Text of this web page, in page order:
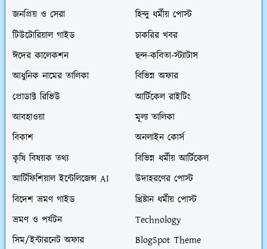
জনপ্রিয় ও সেরা
হিন্দু ধর্মীয় পোস্ট
টিউটোরিয়াল গাইড
চাকরির খবর
ঈদের কালেকশন
ছন্দ-কবিতা-স্ট্যাটাস
আধুনিক নামের তালিকা
বিভিন্ন অফার
প্রোডাক্ট রিভিউ
আর্টিকেল রাইটিং
আবহাওয়া
মূল্য তালিকা
বিকাশ
অনলাইন কোর্স
কৃষি বিষয়ক তথ্য
বিভিন্ন ধর্মীয় আর্টিকেল
আর্টিফিশিয়াল ইন্টেলিজেন্স AI
উদাহরণের পোস্ট
বিদেশ ভ্রমণ গাইড
খ্রিষ্টান ধর্মীয় পোস্ট
ভ্রমণ ও পর্যটন
Technology
সিম/ইন্টারনেট অফার
BlogSpot Theme